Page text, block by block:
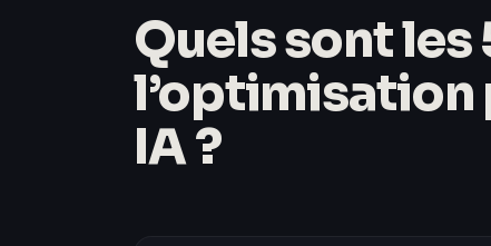
Quels sont
l’optimisation
IA ?